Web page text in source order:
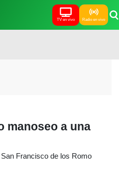
TV en vivo Radio en vivo
manoseo a una
Francisco de los Romo